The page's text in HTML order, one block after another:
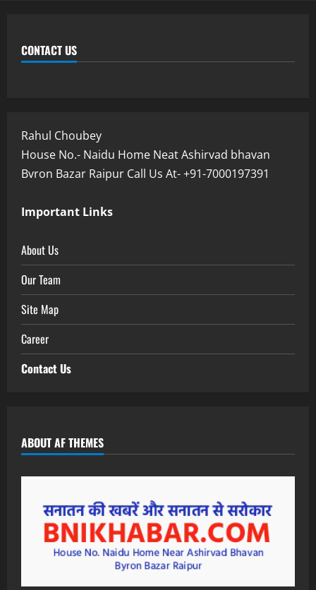
CONTACT US
Rahul Choubey
House No.- Naidu Home Neat Ashirvad bhavan
Bvron Bazar Raipur Call Us At- +91-7000197391
Important Links
About Us
Our Team
Site Map
Career
Contact Us
ABOUT AF THEMES